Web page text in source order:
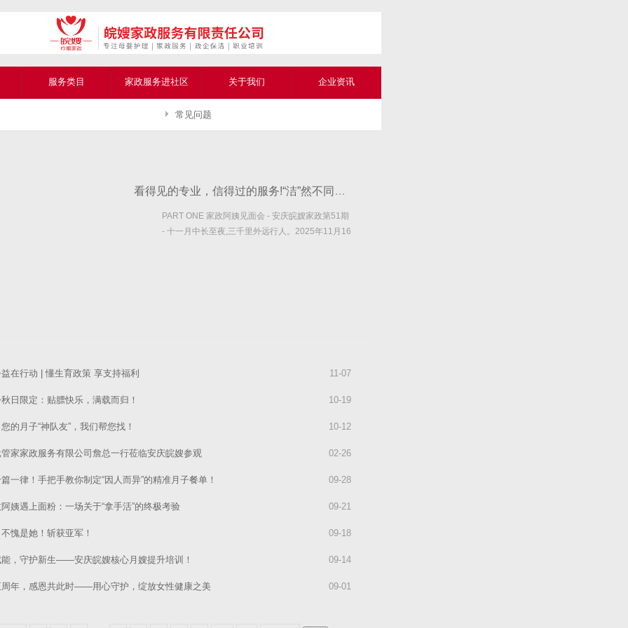
服务类目 家政服务进社区 关于我们 企业资讯
常见问题
看得见的专业，信得过的服务!“洁”然不同，从培训开始!
PART ONE 家政阿姨见面会 - 安庆皖嫂家政第51期
- 十一月中长至夜,三千里外远行人。2025年11月16
11 -07
在行动 | 懂生育政策 享支持福利
10-19
日限定：贴膘快乐，满载而归！
10-12
的月子“神队友”，我们帮您找！
02-26
家家政服务有限公司詹总一行莅临安庆皖嫂参观
09-28
一律！手把手教你制定“因人而异”的精准月子餐单！
09-21
姨遇上面粉：一场关于“拿手活”的终极考验
09-18
愧是她！斩获亚军！
09-14
，守护新生——安庆皖嫂核心月嫂提升培训！
09-01
周年，感恩共此时——用心守护，绽放女性健康之美